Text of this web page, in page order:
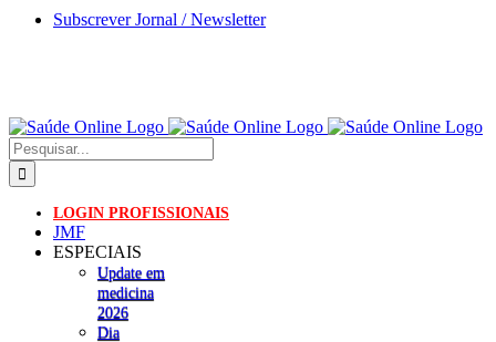
Skip
Subscrever Jornal / Newsletter
Pesquisar
LOGIN PROFISSIONAIS
JMF
ESPECIAIS
Update em
medicina
2026
Dia